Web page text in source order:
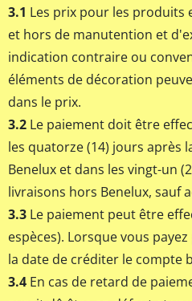
3.1 Les prix pour les produits
et hors de manutention et
indication contraire ou
éléments de décoration
dans le prix.
3.2 Le paiement doit être
les quatorze (14) jours après
Benelux et dans les vingt-un
livraisons hors Benelux, sauf
3.3 Le paiement peut être
espèces). Lorsque vous
la date de créditer le compte
3.4 En cas de retard de